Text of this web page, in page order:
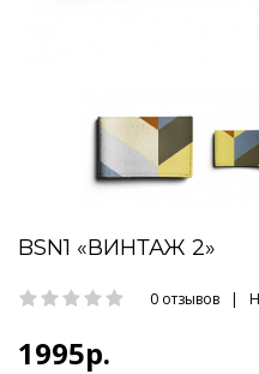
BSN1 «ВИНТАЖ 2»
0 отзывов |
1995р.